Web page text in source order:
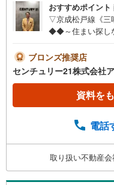
おすすめポイント
▽京成松戸線《三
◆◆～住まい探し
房ウッドデッキ
■□現地内覧ツア
くださいませ）《
覧コース （30
～）・納得内
問い合わせ無料
しております！
ブロンズ推奨店
センチュリー21株式会社
資料を
電話
取り扱い不動産